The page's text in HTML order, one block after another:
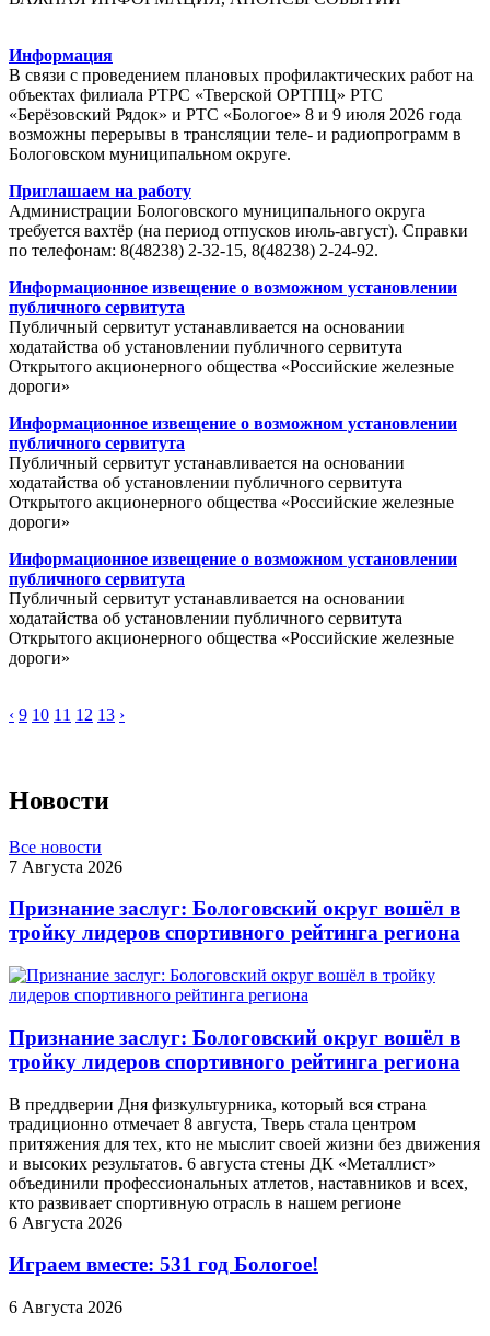
Информация
В связи с проведением плановых профилактических работ на
объектах филиала РТРС «Тверской ОРТПЦ» РТС
«Берёзовский Рядок» и РТС «Бологое» 8 и 9 июля 2026 года
возможны перерывы в трансляции теле- и радиопрограмм в
Бологовском муниципальном округе.
Приглашаем на работу
Администрации Бологовского муниципального округа
требуется вахтёр (на период отпусков июль-август). Справки
по телефонам: 8(48238) 2-32-15, 8(48238) 2-24-92.
Информационное извещение о возможном установлении
публичного сервитута
Публичный сервитут устанавливается на основании
ходатайства об установлении публичного сервитута
Открытого акционерного общества «Российские железные
дороги»
Информационное извещение о возможном установлении
публичного сервитута
Публичный сервитут устанавливается на основании
ходатайства об установлении публичного сервитута
Открытого акционерного общества «Российские железные
дороги»
Информационное извещение о возможном установлении
публичного сервитута
Публичный сервитут устанавливается на основании
ходатайства об установлении публичного сервитута
Открытого акционерного общества «Российские железные
дороги»
‹ 9 10 11 12 13 ›
Новости
Все новости
7 Августа 2026
Признание заслуг: Бологовский округ вошёл в
тройку лидеров спортивного рейтинга региона
Признание заслуг: Бологовский округ вошёл в
тройку лидеров спортивного рейтинга региона
В преддверии Дня физкультурника, который вся страна
традиционно отмечает 8 августа, Тверь стала центром
притяжения для тех, кто не мыслит своей жизни без движения
и высоких результатов. 6 августа стены ДК «Металлист»
объединили профессиональных атлетов, наставников и всех,
кто развивает спортивную отрасль в нашем регионе
6 Августа 2026
Играем вместе: 531 год Бологое!
6 Августа 2026